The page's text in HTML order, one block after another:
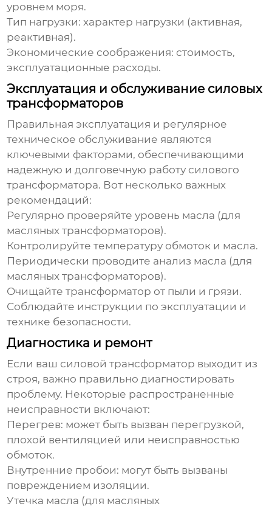
уровнем моря.
Тип нагрузки: характер нагрузки (активная,
реактивная).
Экономические соображения: стоимость,
эксплуатационные расходы.
Эксплуатация и обслуживание силовых
трансформаторов
Правильная эксплуатация и регулярное
техническое обслуживание являются
ключевыми факторами, обеспечивающими
надежную и долговечную работу силового
трансформатора. Вот несколько важных
рекомендаций:
Регулярно проверяйте уровень масла (для
масляных трансформаторов).
Контролируйте температуру обмоток и масла.
Периодически проводите анализ масла (для
масляных трансформаторов).
Очищайте трансформатор от пыли и грязи.
Соблюдайте инструкции по эксплуатации и
технике безопасности.
Диагностика и ремонт
Если ваш силовой трансформатор выходит из
строя, важно правильно диагностировать
проблему. Некоторые распространенные
неисправности включают:
Перегрев: может быть вызван перегрузкой,
плохой вентиляцией или неисправностью
обмоток.
Внутренние пробои: могут быть вызваны
повреждением изоляции.
Утечка масла (для масляных